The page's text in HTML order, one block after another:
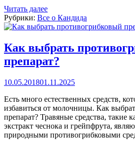
Читать далее
Рубрики: Все о Кандида
Как выбрать
препарат?
10.05.201801.11.2025
Есть много естественных средств,
избавиться от молочницы. Как
препарат? Травяные средства, такие
экстракт чеснока и грейпфрута,
природными противогрибковыми